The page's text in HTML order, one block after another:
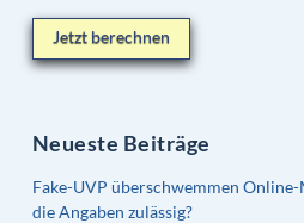
Jetzt berechnen
Neueste Beiträge
Fake-UVP überschwemmen
die Angaben zulässig?